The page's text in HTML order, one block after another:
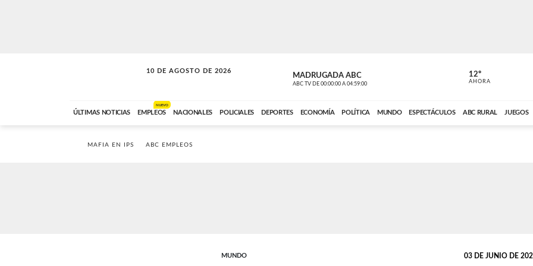
10 DE AGOSTO DE 2026
SOLO MÚSICA MADRUGADA ABC
ABC TV DE 00:00:00 A 04:59:00 ABC CARDINAL
12º
AHORA
ÚLTIMAS NOTICIAS EMPLEOS
NUEVO
NACIONALES POLICIALES DEPORTES ECONOMÍA POLÍTICA MUNDO ESPECTÁCULOS ABC RURAL JUEGOS
MAFIA EN IPS ABC EMPLEOS
MUNDO 03 DE JUNIO DE